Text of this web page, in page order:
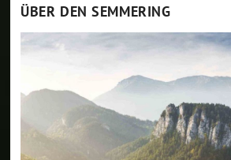
ÜBER DEN SEMMERING